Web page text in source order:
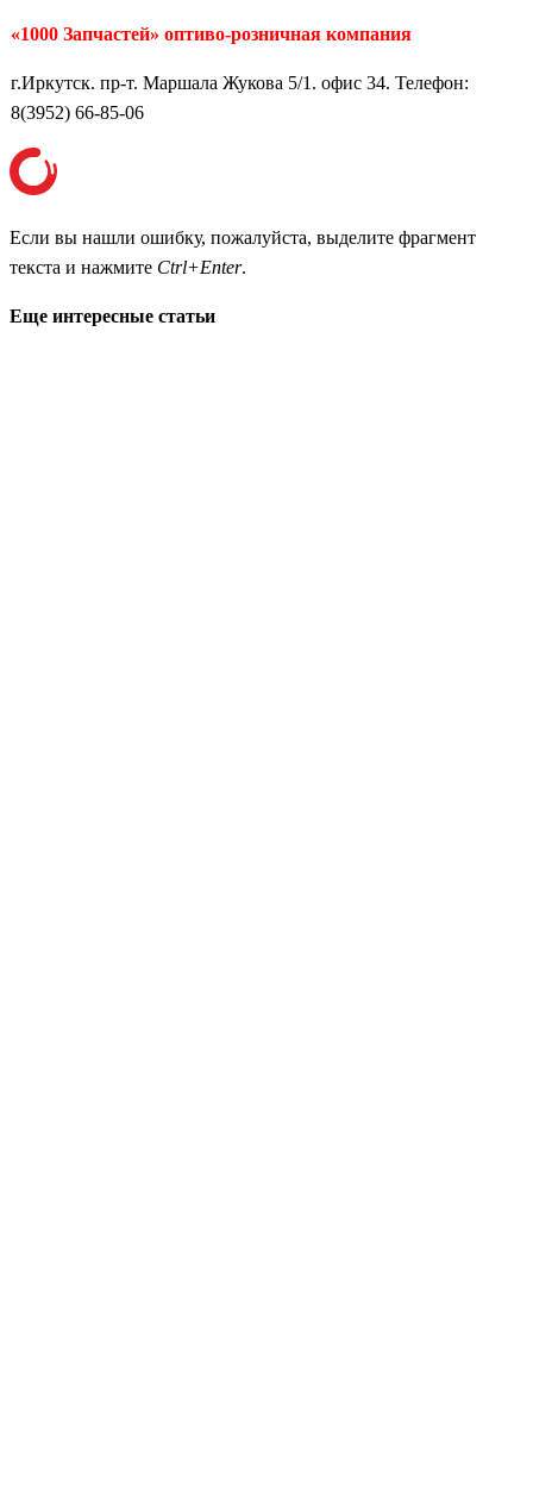
«1000 Запчастей» оптиво-розничная компания
г.Иркутск. пр-т. Маршала Жукова 5/1. офис 34. Телефон:
8(3952) 66-85-06
Если вы нашли ошибку, пожалуйста, выделите фрагмент
текста и нажмите Ctrl+Enter.
Еще интересные статьи